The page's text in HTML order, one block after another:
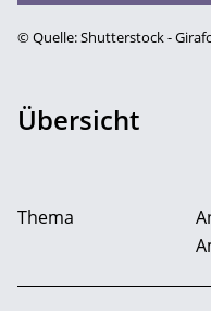
©Quelle: Shutterstock -
Übersicht
Thema